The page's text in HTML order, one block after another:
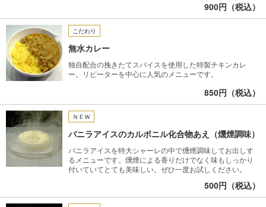
900円（税込）
こだわり
無水カレー
独自配合の挽きたてスパイスを使用した特製チキンカレ
ー。リピーターを中心に人気のメニューです。
850円（税込）
ＮＥＷ
バニラアイスのカルボニル化合物あえ（燻煙調味）
バニラアイスを特大シャーレの中で燻煙調味してお出しす
るメニューです。燻煙による香りだけでなく味もしっかり
付いていてとても美味しい。ぜひ一度お試しください。
500円（税込）